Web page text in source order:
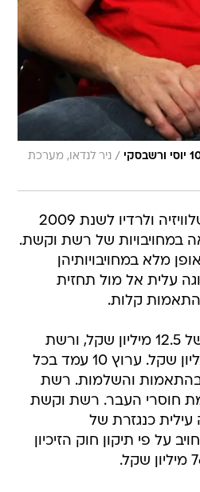
/ ניר לנדאו, מערכת
דו"ח הרשות השנייה לטלוויזיה ולרדיו לשנת 2009
במחויבויות של רשת וקשת.
2 עמדו באופן מלא במחויבויותיהן
עלית אל מול תחזית
קלות.
קשת תחויב בהשלמה של 12.5 מיליון שקל, ורשת
תידרש להשלים כ-2 מיליון שקל. ערוץ 10 עמד בכל
בהתאמות והשלמות. רשת
חוסרי העבר. רשת וקשת
עילית כנגזרת של
ערוץ 10 מחויב על פי תיקון חוק הזיכיון